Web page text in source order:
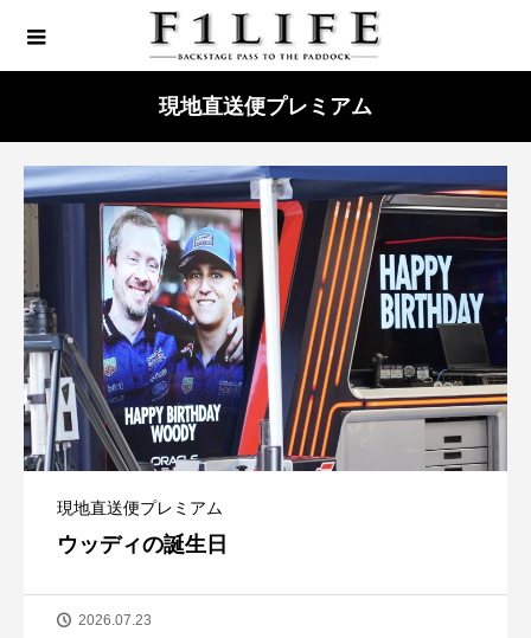
現地直送便プレミアム
現地直送便プレミアム
ウッディの誕生日
2026.07.23